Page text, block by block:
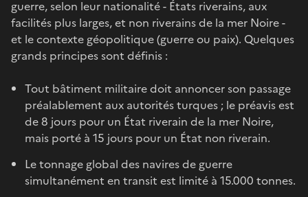
guerre, selon leur nationalité - États riverains, aux
facilités plus larges, et non riverains de la mer Noire -
et le contexte géopolitique (guerre ou paix). Quelques
grands principes sont définis :
Tout bâtiment militaire doit annoncer son passage
préalablement aux autorités turques ; le préavis est
de 8 jours pour un État riverain de la mer Noire,
mais porté à 15 jours pour un État non riverain.
Le tonnage global des navires de guerre
simultanément en transit est limité à 15.000 tonnes.